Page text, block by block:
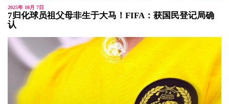
2025年 10月 7日
7归化球员祖父母非生于大马！FIFA：获国民登记局确
认